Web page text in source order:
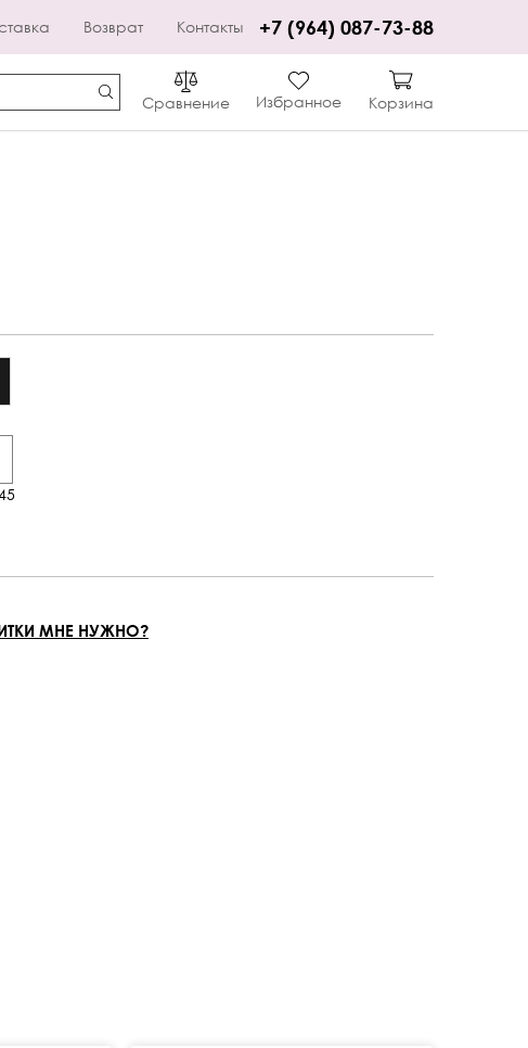
Возврат Контакты +7 (964) 087-73-88
Сравнение Избранное Корзина
МНЕ НУЖНО?